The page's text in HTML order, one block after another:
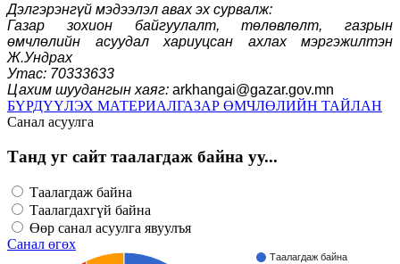
Дэлгэрэнгүй мэдээлэл авах эх сурвалж:
Газар зохион байгуулалт, төлөвлөлт, газрын
өмчлөлийн асуудал хариуцсан ахлах мэргэжилтэн
Ж.Ундрах
Утас: 70333633
Цахим шуудангын хаяг: arkhangai@gazar.gov.mn
БҮРДҮҮЛЭХ МАТЕРИАЛГАЗАР ӨМЧЛӨЛИЙН ТАЙЛАН
Санал асуулга
Танд уг сайт таалагдаж байна уу...
Таалагдаж байна
Таалагдахгүй байна
Өөр санал асуулга явуулъя
Санал өгөх
Таалагдаж байна